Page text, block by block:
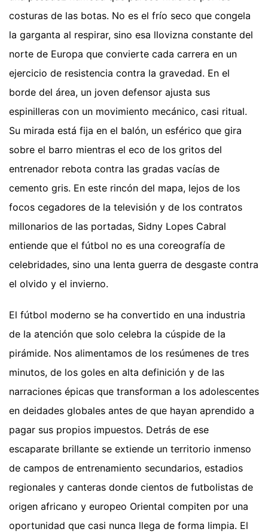
costuras de las botas. No es el frío seco que congela
la garganta al respirar, sino esa llovizna constante del
norte de Europa que convierte cada carrera en un
ejercicio de resistencia contra la gravedad. En el
borde del área, un joven defensor ajusta sus
espinilleras con un movimiento mecánico, casi ritual.
Su mirada está fija en el balón, un esférico que gira
sobre el barro mientras el eco de los gritos del
entrenador rebota contra las gradas vacías de
cemento gris. En este rincón del mapa, lejos de los
focos cegadores de la televisión y de los contratos
millonarios de las portadas, Sidny Lopes Cabral
entiende que el fútbol no es una coreografía de
celebridades, sino una lenta guerra de desgaste contra
el olvido y el invierno.
El fútbol moderno se ha convertido en una industria
de la atención que solo celebra la cúspide de la
pirámide. Nos alimentamos de los resúmenes de tres
minutos, de los goles en alta definición y de las
narraciones épicas que transforman a los adolescentes
en deidades globales antes de que hayan aprendido a
pagar sus propios impuestos. Detrás de ese
escaparate brillante se extiende un territorio inmenso
de campos de entrenamiento secundarios, estadios
regionales y canteras donde cientos de futbolistas de
origen africano y europeo Oriental compiten por una
oportunidad que casi nunca llega de forma limpia. El